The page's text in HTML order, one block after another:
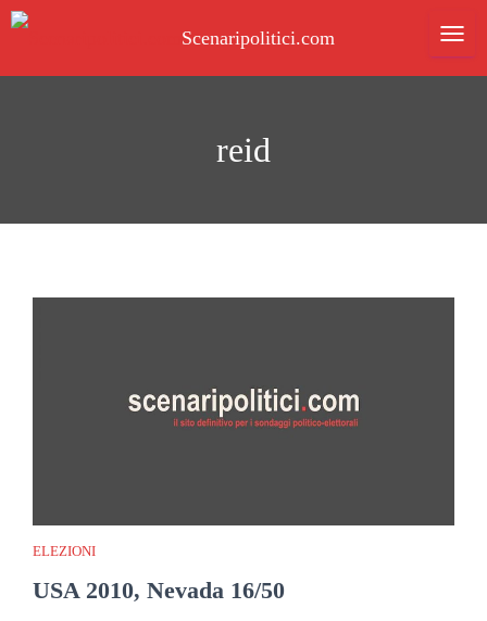
Scenaripolitici.com
reid
ELEZIONI
USA 2010, Nevada 16/50